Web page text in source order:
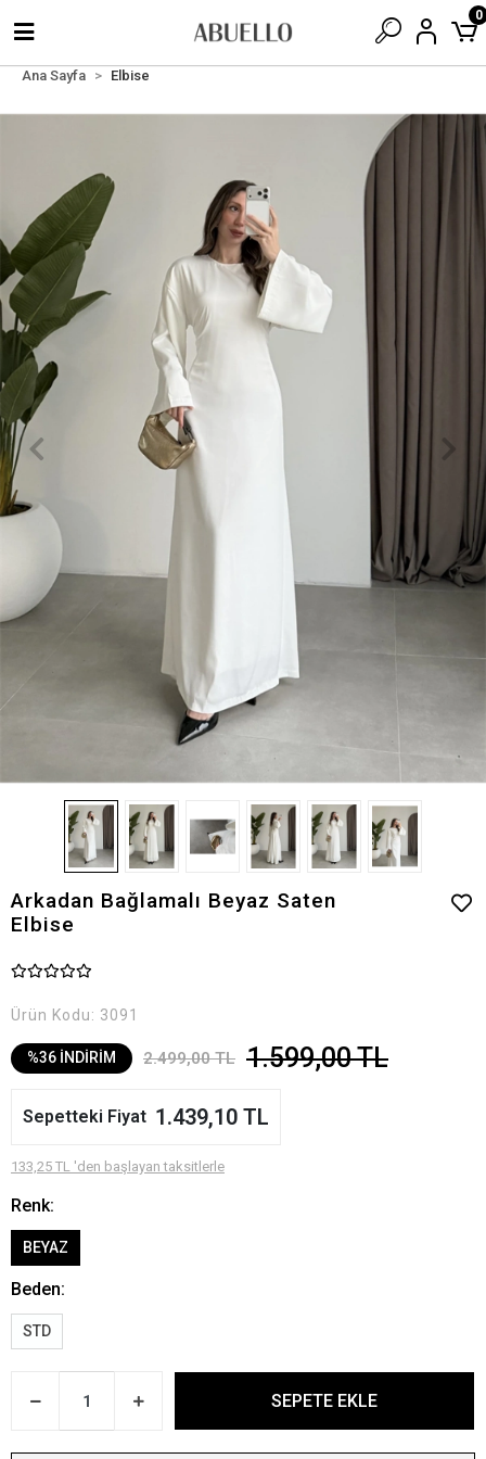
0
Ana Sayfa Elbise
Arkadan Bağlamalı Beyaz Saten
Elbise
Ürün Kodu: 3091
%36 İNDİRİM 2.499,00 TL 1.599,00 TL
Sepetteki Fiyat 1.439,10 TL
133,25 TL 'den başlayan taksitlerle
Renk:
BEYAZ
Beden:
STD
SEPETE EKLE